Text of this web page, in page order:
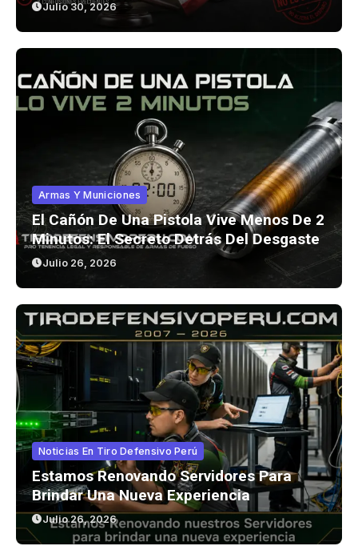
Julio 30, 2026
Armas Y Municiones
El Cañón De Una Pistola Vive Menos De 2
Minutos: El Secreto Detrás Del Desgaste
Julio 26, 2026
Noticias En Tiro Defensivo Perú
Estamos Renovando Servidores Para
Brindar Una Nueva Experiencia
Julio 26, 2026